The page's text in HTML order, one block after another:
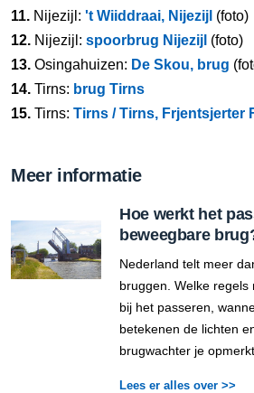
11. Nijezijl: 't Wiiddraai, Nijezijl (foto)
12. Nijezijl: spoorbrug Nijezijl (foto)
13. Osingahuizen: De Skou, brug
14. Tirns: brug Tirns
15. Tirns: Tirns / Tirns, Frjentsjerter
Meer informatie
Hoe werkt het
beweegbare
Nederland telt meer
bruggen. Welke regels
bij het passeren,
betekenen de lichten
brugwachter je
Lees er alles over >>